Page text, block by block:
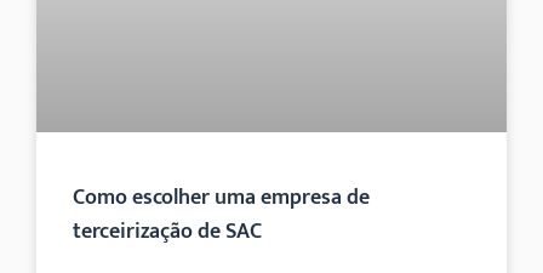
Como escolher uma empresa de
terceirização de SAC